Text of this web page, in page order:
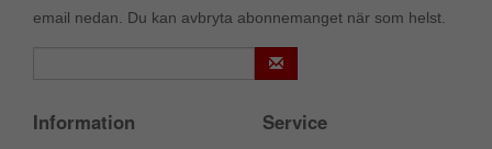
email nedan. Du kan avbryta abonnemanget när som helst.
Information Service